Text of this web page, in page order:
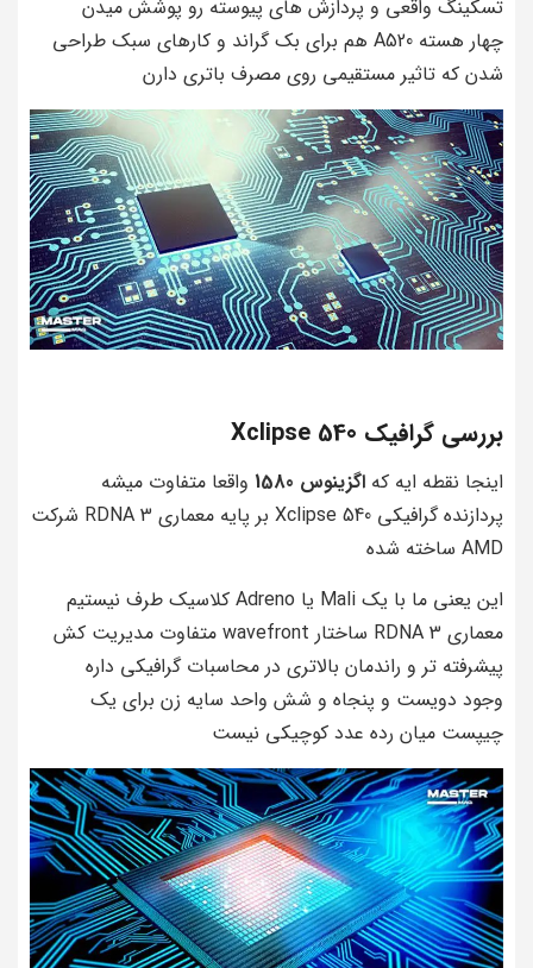
تسکینگ واقعی و پردازش های پیوسته رو پوشش میدن
چهار هسته A520 هم برای بک گراند و کارهای سبک طراحی
شدن که تاثیر مستقیمی روی مصرف باتری دارن
بررسی گرافیک Xclipse 540
اینجا نقطه ایه که اگزینوس 1580
واقعا متفاوت میشه
پردازنده گرافیکی Xclipse 540 بر پایه معماری RDNA 3 شرکت
AMD ساخته شده
این یعنی ما با یک Mali یا Adreno کلاسیک طرف نیستیم
معماری RDNA 3 ساختار wavefront متفاوت مدیریت کش
پیشرفته تر و راندمان بالاتری در محاسبات گرافیکی داره
وجود دویست و پنجاه و شش واحد سایه زن برای یک
چیپست میان رده عدد کوچیکی نیست